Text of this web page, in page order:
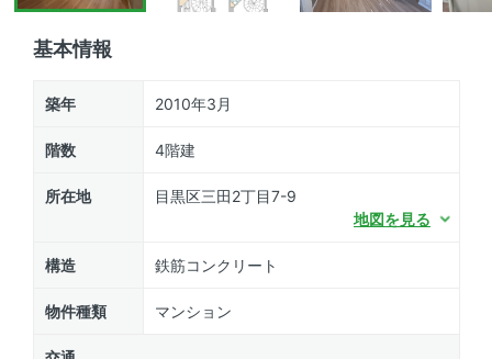
基本情報
築年 2010年3月
階数 4階建
所在地
目黒区三田2丁目7-9
地図を見る
構造 鉄筋コンクリート
物件種類 マンション